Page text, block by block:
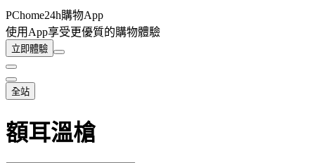
PChome24h購物App
使用App享受更優質的購物體驗
立即體驗
全站
額耳溫槍